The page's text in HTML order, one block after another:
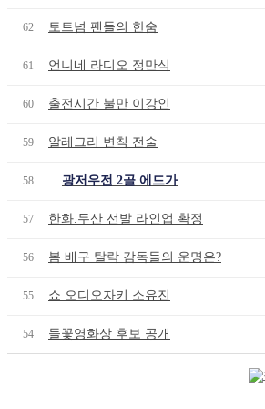
62 토트넘 팬들의 한숨
61 언니네 라디오 정만식
60 출전시간 불만 이강인
59 알레그리 변칙 전술
58 광저우전 2골 에드가
57 한화.두산 선발 라인업 확정
56 봄 배구 탈락 감독들의 운명은?
55 쇼 오디오자키 소유진
54 들꽃영화상 후보 공개